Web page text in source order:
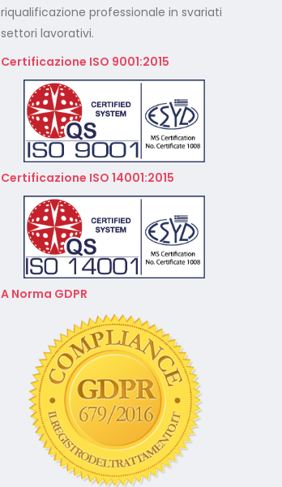
Cade dalla sedia in smart
working, riconosciuto
Calendario Corsi
Videoconferenza Marzo –
Aprile 2026
Calendario Corsi
Videoconferenza Gennaio –
Febbraio 2026
riqualificazione professionale in svariati
settori lavorativi.
Certificazione ISO 9001:2015
Certificazione ISO 14001:2015
A Norma GDPR